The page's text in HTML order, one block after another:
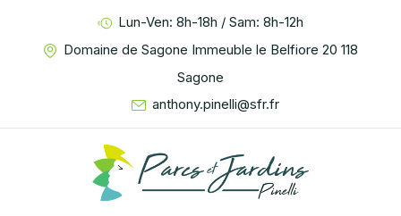
Lun-Ven: 8h-18h / Sam: 8h-12h
Domaine de Sagone Immeuble le Belfiore 20 118
Sagone
anthony.pinelli@sfr.fr